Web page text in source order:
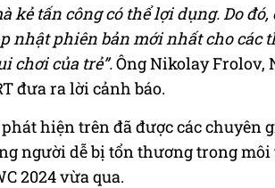
kẻ tấn công có thể lợi dụng. Do
nhật phiên bản mới nhất cho các
chơi của trẻ”.Ông Nikolay Frolov,
đưa ra lời cảnh báo.
hiện trên đã được các chuyên
người dễ bị tổn thương trong
2024 vừa qua.